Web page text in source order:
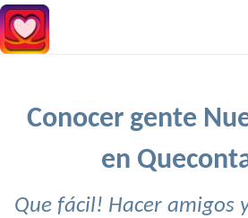
Conocer gente
en
Que fácil! Hacer amigos